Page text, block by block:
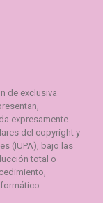
de exclusiva
expresamente
del copyright y
(IUPA), bajo las
total o